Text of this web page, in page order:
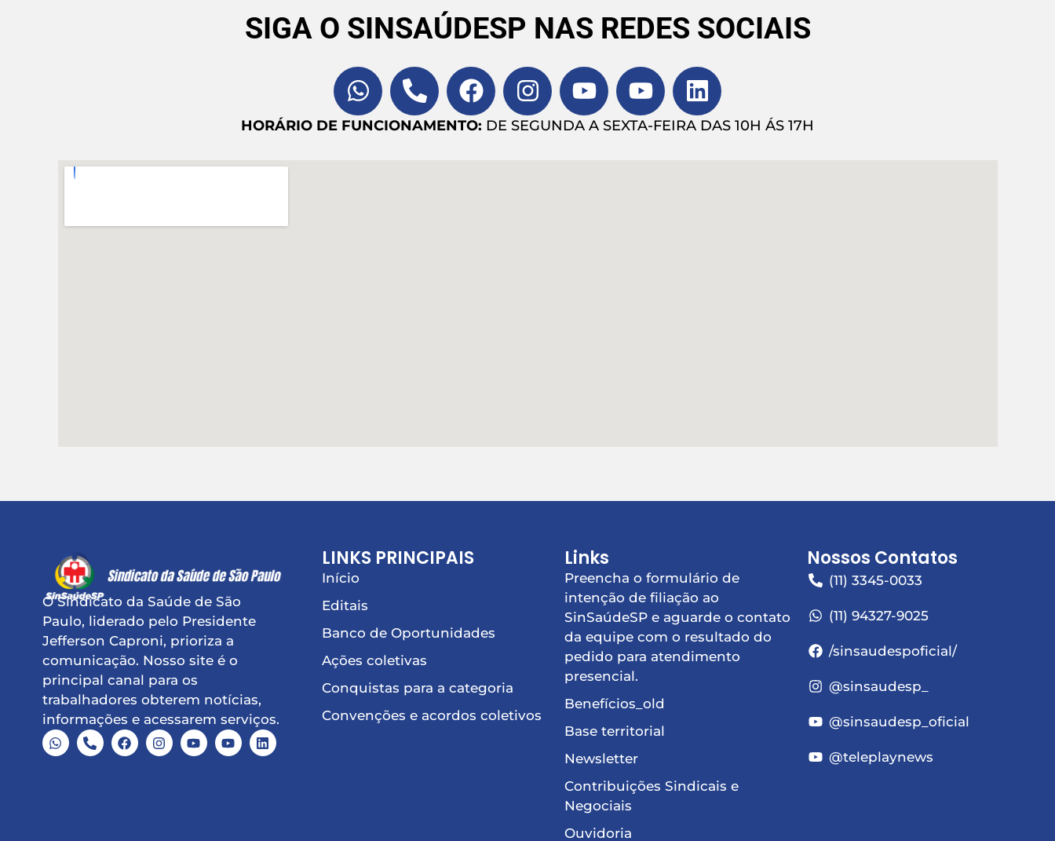
SIGA O SINSAÚDESP NAS REDES SOCIAIS
HORÁRIO DE FUNCIONAMENTO: DE SEGUNDA A SEXTA-FEIRA DAS 10H ÁS 17H
O Sindicato da Saúde de São
Paulo, liderado pelo Presidente
Jefferson Caproni, prioriza a
comunicação. Nosso site é o
principal canal para os
trabalhadores obterem notícias,
informações e acessarem serviços.
LINKS PRINCIPAIS
Início
Editais
Banco de Oportunidades
Ações coletivas
Conquistas para a categoria
Convenções e acordos coletivos
Links
Preencha o formulário de
intenção de filiação ao
SinSaúdeSP e aguarde o contato
da equipe com o resultado do
pedido para atendimento
presencial.
Benefícios_old
Base territorial
Newsletter
Contribuições Sindicais e
Negociais
Ouvidoria
Nossos Contatos
(11) 3345-0033
(11) 94327-9025
/sinsaudespoficial/
@sinsaudesp_
@sinsaudesp_oficial
@teleplaynews